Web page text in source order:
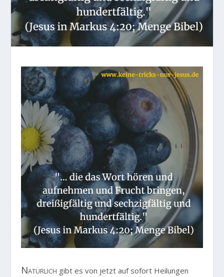
Natürlich gibt es von jetzt auf sofort Heilungen